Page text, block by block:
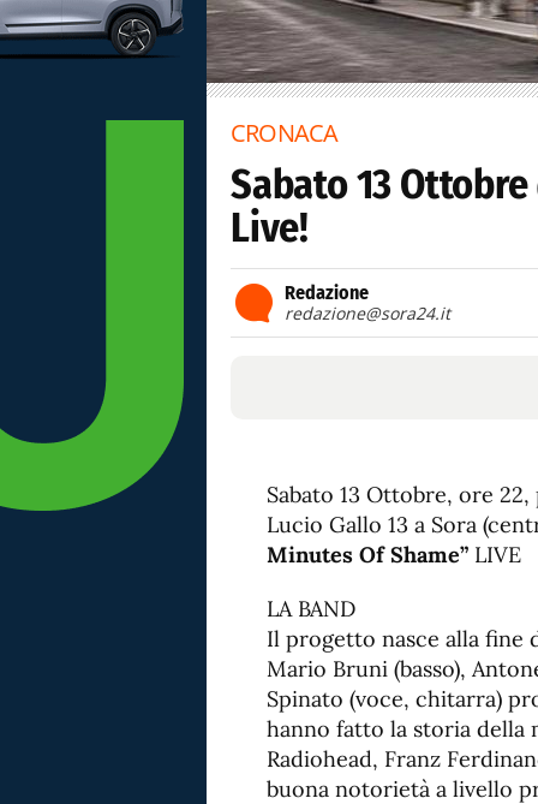
CRONACA
Sabato 13 Ottobre
Live!
Redazione
redazione@sora24.it
Sabato 13 Ottobre, ore
Lucio Gallo 13 a Sora
Minutes Of Shame” LIVE
LA BAND
Il progetto nasce alla fine
Mario Bruni (basso),
Spinato (voce, chitarra)
hanno fatto la storia della
Radiohead, Franz
buona notorietà a livello